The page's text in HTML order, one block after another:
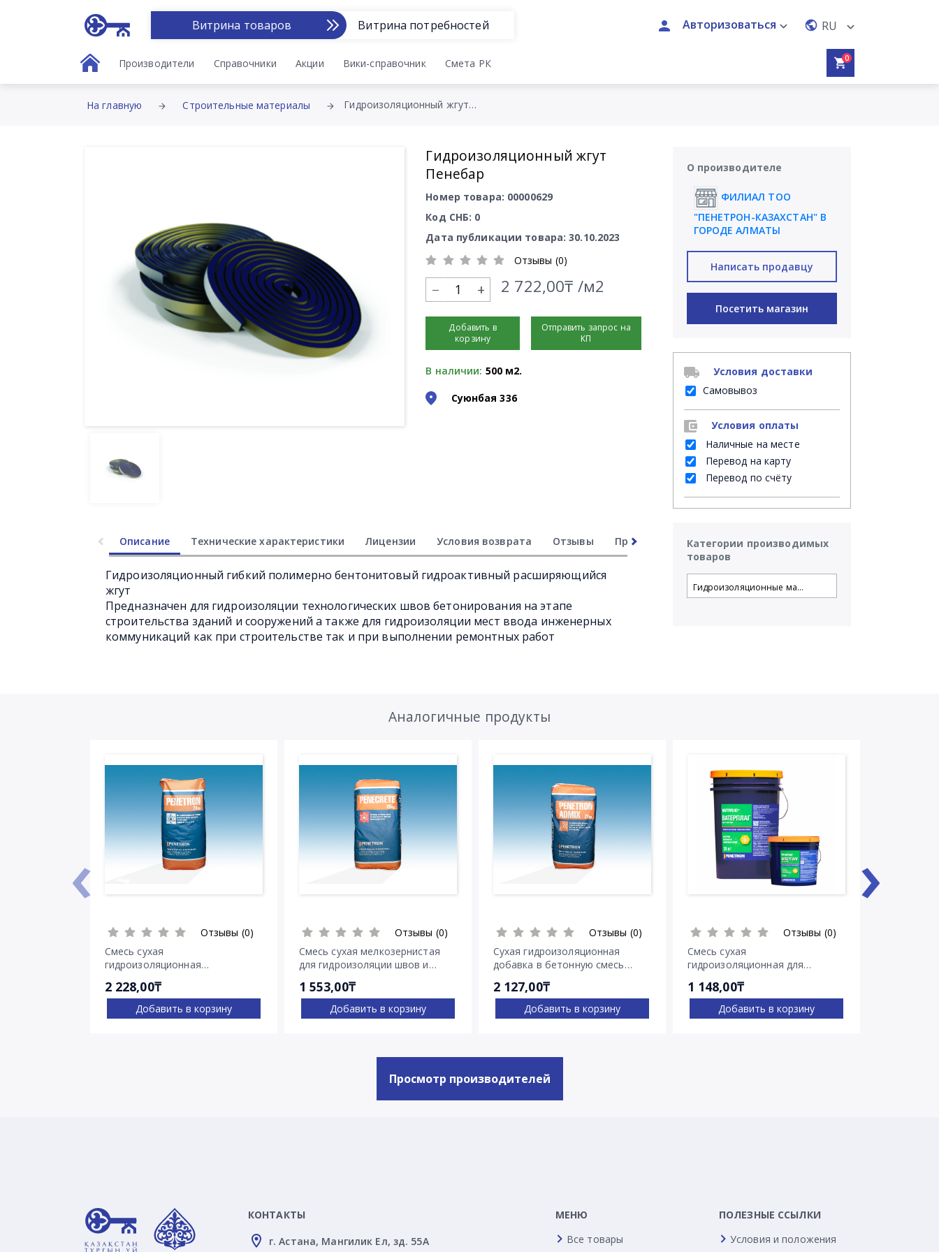
Витрина товаров Витрина потребностей Авторизоваться RU
Производители Справочники Акции Вики-справочник Смета РК 0
На главную Строительные материалы Гидроизоляционный жгут Пенебар
Гидроизоляционный жгут
Пенебар
Номер товара: 00000629
Код СНБ: 0
Дата публикации товара: 30.10.2023
Отзывы (0)
+ 2 722,00₸ /м2
Добавить в
корзину
Отправить запрос на
КП
В наличии: 500 м2.
Суюнбая 336
Описание Технические характеристики Лицензии Условия возврата Отзывы Прочее Часто задаваемые вопросы
Гидроизоляционный гибкий полимерно бентонитовый гидроактивный расширяющийся
жгут
Предназначен для гидроизоляции технологических швов бетонирования на этапе
строительства зданий и сооружений а также для гидроизоляции мест ввода инженерных
коммуникаций как при строительстве так и при выполнении ремонтных работ
О производителе
ФИЛИАЛ ТОО
"ПЕНЕТРОН-КАЗАХСТАН" В
ГОРОДЕ АЛМАТЫ
Написать продавцу
Посетить магазин
Условия доставки
Самовывоз
Условия оплаты
Наличные на месте
Перевод на карту
Перевод по счёту
Категории производимых
товаров
Гидроизоляционные ма...
Аналогичные продукты
Отзывы (0)
Смесь сухая
гидроизоляционная
Пенетрон
2 228,00₸
Добавить в корзину
Отзывы (0)
Смесь сухая мелкозернистая
для гидроизоляции швов и
1 553,00₸
Добавить в корзину
Отзывы (0)
Сухая гидроизоляционная
добавка в бетонную смесь
2 127,00₸
Добавить в корзину
Отзывы (0)
Смесь сухая
гидроизоляционная для
Ватерплаг
1 148,00₸
Добавить в корзину
‹ ›
Просмотр производителей
КОНТАКТЫ
г. Астана, Мангилик Ел, зд. 55А
МЕНЮ
Все товары
ПОЛЕЗНЫЕ ССЫЛКИ
Условия и положения